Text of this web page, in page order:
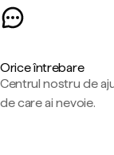
Orice întrebare
Centrul nostru de
de care ai nevoie.